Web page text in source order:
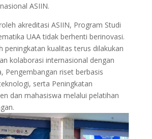
ASIIN.
akreditasi ASIIN, Program Studi
UAA tidak berhenti berinovasi.
peningkatan kualitas terus dilakukan
kolaborasi internasional dengan
Pengembangan riset berbasis
serta Peningkatan
dan mahasiswa melalui pelatihan